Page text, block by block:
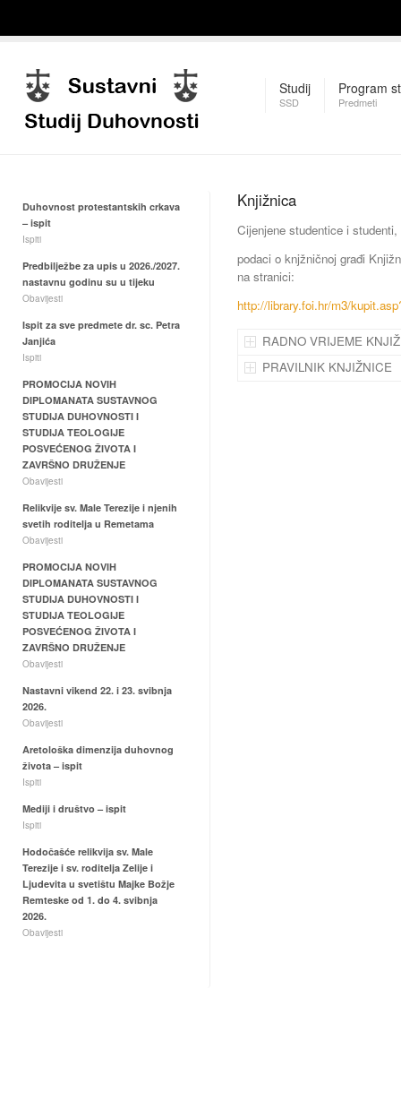
Studij
SSD
Program
Predmeti
Knjižnica
Cijenjene studentice i studenti,
podaci o knjžničnoj građi
na stranici:
http://library.foi.hr/m3/
RADNO VRIJEME
PRAVILNIK KNJIŽNICE
Duhovnost protestantskih crkava
– ispit
Ispiti
Predbilježbe za upis u 2026./2027.
nastavnu godinu su u tijeku
Obavijesti
Ispit za sve predmete dr. sc. Petra
Janjića
Ispiti
PROMOCIJA NOVIH
DIPLOMANATA SUSTAVNOG
STUDIJA DUHOVNOSTI I
STUDIJA TEOLOGIJE
POSVEĆENOG ŽIVOTA I
ZAVRŠNO DRUŽENJE
Obavijesti
Relikvije sv. Male Terezije i njenih
svetih roditelja u Remetama
Obavijesti
PROMOCIJA NOVIH
DIPLOMANATA SUSTAVNOG
STUDIJA DUHOVNOSTI I
STUDIJA TEOLOGIJE
POSVEĆENOG ŽIVOTA I
ZAVRŠNO DRUŽENJE
Obavijesti
Nastavni vikend 22. i 23. svibnja
2026.
Obavijesti
Aretološka dimenzija duhovnog
života – ispit
Ispiti
Mediji i društvo – ispit
Ispiti
Hodočašće relikvija sv. Male
Terezije i sv. roditelja Zelije i
Ljudevita u svetištu Majke Božje
Remteske od 1. do 4. svibnja
2026.
Obavijesti